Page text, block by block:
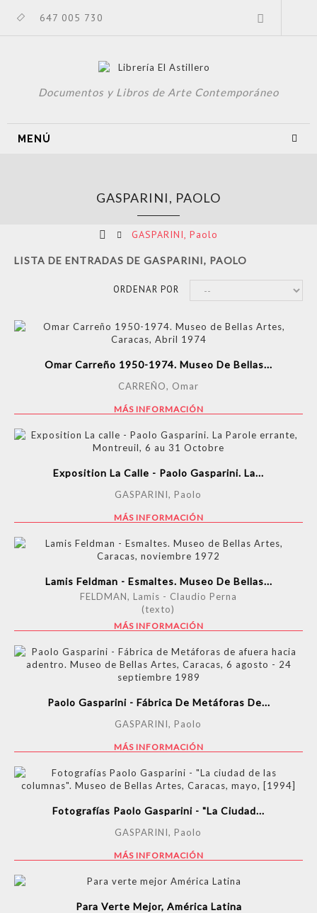
647 005 730
Documentos y Libros de Arte Contemporáneo
MENÚ
GASPARINI, PAOLO
GASPARINI, Paolo
LISTA DE ENTRADAS DE GASPARINI, PAOLO
ORDENAR POR
Omar Carreño 1950-1974. Museo De Bellas...
CARREÑO, Omar
MÁS INFORMACIÓN
Exposition La Calle - Paolo Gasparini. La...
GASPARINI, Paolo
MÁS INFORMACIÓN
Lamis Feldman - Esmaltes. Museo De Bellas...
FELDMAN, Lamis - Claudio Perna
(texto)
MÁS INFORMACIÓN
Paolo Gasparini - Fábrica De Metáforas De...
GASPARINI, Paolo
MÁS INFORMACIÓN
Fotografías Paolo Gasparini - "La Ciudad...
GASPARINI, Paolo
MÁS INFORMACIÓN
Para Verte Mejor, América Latina